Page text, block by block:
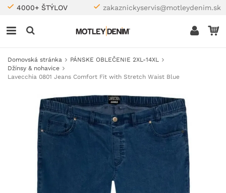
4000+ ŠTÝLOV zakaznickyservis@motleydenim.sk
Domovská stránka
PÁNSKE OBLEČENIE 2XL-14XL
Džínsy & nohavice
Lavecchia 0801 Jeans Comfort Fit with Stretch Waist Blue